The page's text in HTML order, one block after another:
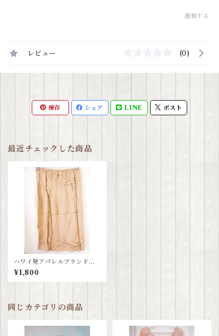
通報する
レビュー (0)
保存 シェア LINE ポスト
最近チェックした商品
ハワイ発アパレルブランド≪
ティアレハワイ tiare hawaii
≫ ヌードカラーペチコート
¥1,800
同じカテゴリの商品